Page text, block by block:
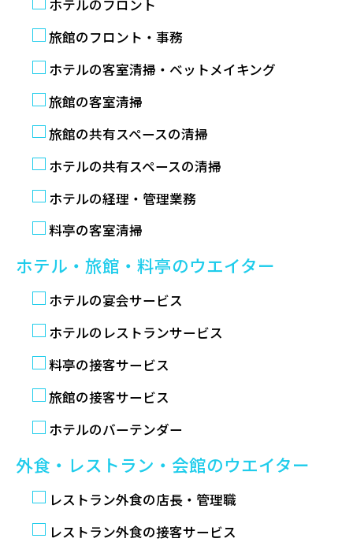
ホテルのフロント
旅館のフロント・事務
ホテルの客室清掃・ベットメイキング
旅館の客室清掃
旅館の共有スペースの清掃
ホテルの共有スペースの清掃
ホテルの経理・管理業務
料亭の客室清掃
ホテル・旅館・料亭のウエイター
ホテルの宴会サービス
ホテルのレストランサービス
料亭の接客サービス
旅館の接客サービス
ホテルのバーテンダー
外食・レストラン・会館のウエイター
レストラン外食の店長・管理職
レストラン外食の接客サービス